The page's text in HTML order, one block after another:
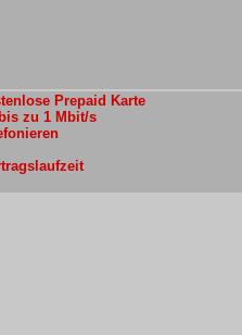
Prepaid Karte
zu 1 Mbit/s